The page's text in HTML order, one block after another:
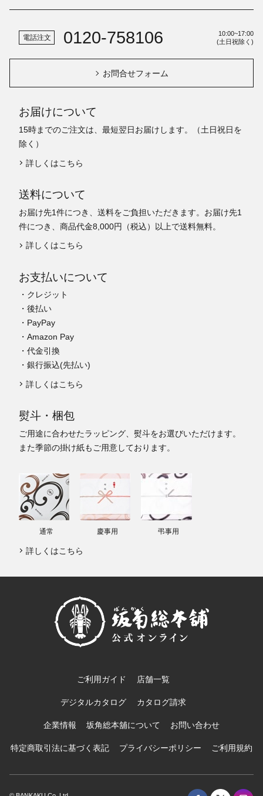
電話注文 0120-758106
10:00~17:00
(土日祝除く)
お問合せフォーム
お届けについて
15時までのご注文は、最短翌日お届けします。（土日祝日を
除く）
詳しくはこちら
送料について
お届け先1件につき、送料をご負担いただきます。お届け先1
件につき、商品代金8,000円（税込）以上で送料無料。
詳しくはこちら
お支払いについて
・クレジット
・後払い
・PayPay
・Amazon Pay
・代金引換
・銀行振込(先払い)
詳しくはこちら
熨斗・梱包
ご用途に合わせたラッピング、熨斗をお選びいただけます。
また季節の掛け紙もご用意しております。
通常 慶事用 弔事用
詳しくはこちら
ご利用ガイド 店舗一覧
デジタルカタログ カタログ請求
企業情報 坂角総本舖について お問い合わせ
特定商取引法に基づく表記 プライバシーポリシー ご利用規約